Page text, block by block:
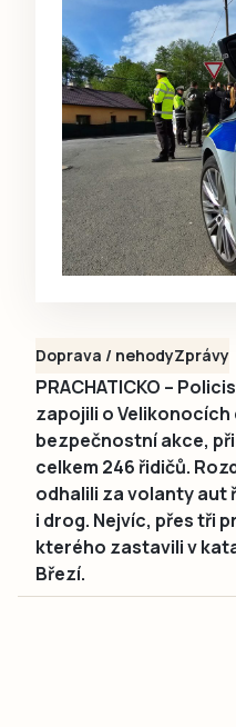
Doprava / nehodyZprávy
PRACHATICKO –
zapojili o
bezpečnostní akce,
celkem 246 řidičů.
odhalili za volanty aut
i drog. Nejvíc, přes tři
kterého zastavili v
Březí.